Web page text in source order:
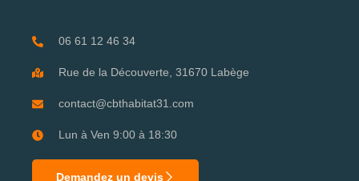
06 61 12 46 34
Rue de la Découverte, 31670 Labège
contact@cbthabitat31.com
Lun à Ven 9:00 à 18:30
Demandez un devis